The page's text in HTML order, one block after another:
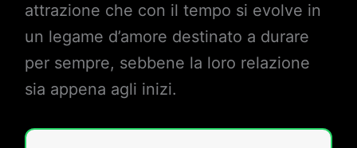
attrazione che con il tempo si evolve in
un legame d’amore destinato a durare
per sempre, sebbene la loro relazione
sia appena agli inizi.